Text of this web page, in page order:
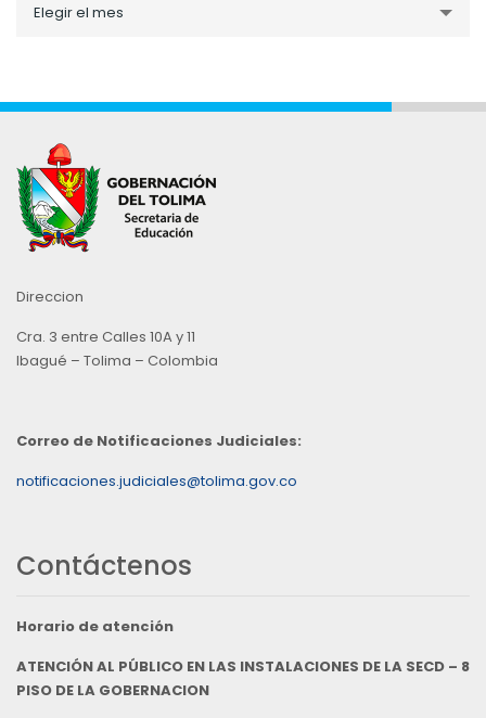
porElegir el mes
Direccion
Cra. 3 entre Calles 10A y 11
Ibagué – Tolima – Colombia
Correo de Notificaciones Judiciales:
notificaciones.judiciales@tolima.gov.co
Contáctenos
Horario de atención
ATENCIÓN AL PÚBLICO EN LAS INSTALACIONES DE LA SECD – 8
PISO DE LA GOBERNACION